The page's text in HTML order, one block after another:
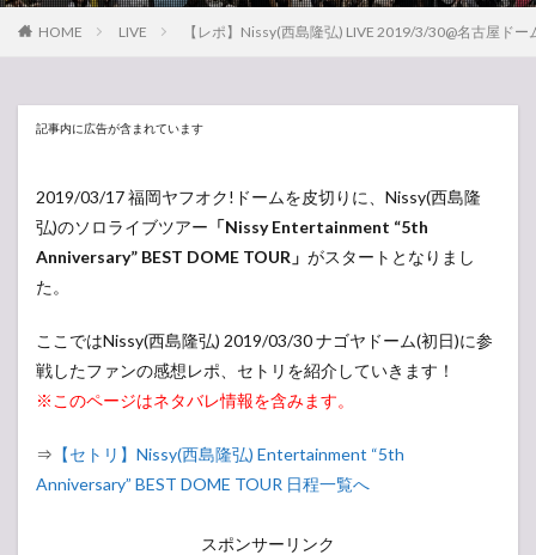
HOME LIVE 【レポ】Nissy(西島隆弘) LIVE 2019/3/30@名古屋ド
記事内に広告が含まれています
2019/03/17 福岡ヤフオク!ドームを皮切りに、Nissy(西島隆
弘)のソロライブツアー 「Nissy Entertainment “5th
Anniversary” BEST DOME TOUR」 がスタートとなりまし
た。
ここではNissy(西島隆弘) 2019/03/30 ナゴヤドーム(初日)に参
戦したファンの感想レポ、セトリを紹介していきます！
※このページはネタバレ情報を含みます。
⇒ 【セトリ】Nissy(西島隆弘) Entertainment “5th
Anniversary” BEST DOME TOUR 日程一覧へ
スポンサーリンク